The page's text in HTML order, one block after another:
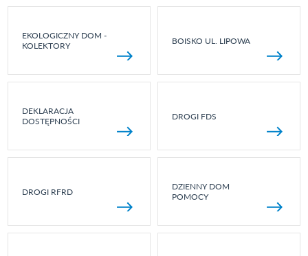
EKOLOGICZNY DOM -
KOLEKTORY
BOISKO UL. LIPOWA
DEKLARACJA
DOSTĘPNOŚCI
DROGI FDS
DROGI RFRD
DZIENNY DOM
POMOCY